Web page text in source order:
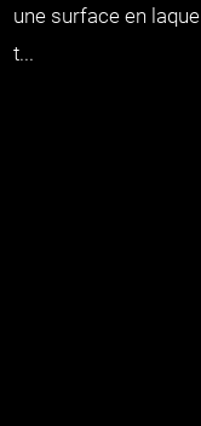
une surface en
t...